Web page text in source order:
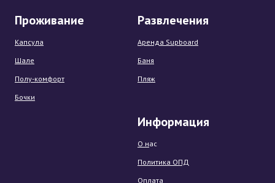
Проживание
Капсула
Шале
Полу-комфорт
Бочки
Развлечения
Аренда Supboard
Баня
Пляж
Информация
О нас
Политика ОПД
Оплата